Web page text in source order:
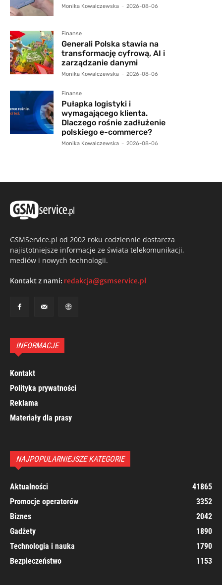
Monika Kowalczewska - 2026-08-06
Finanse
Generali Polska stawia na
transformację cyfrową, AI i
zarządzanie danymi
Monika Kowalczewska - 2026-08-06
Finanse
Pułapka logistyki i
wymagającego klienta.
Dlaczego rośnie zadłużenie
polskiego e-commerce?
Monika Kowalczewska - 2026-08-06
GSMService.pl od 2002 roku codziennie dostarcza
najistotniejsze informacje ze świata telekomunikacji,
mediów i nowych technologii.
Kontakt z nami: redakcja@gsmservice.pl
INFORMACJE
Kontakt
Polityka prywatności
Reklama
Materiały dla prasy
NAJPOPULARNIEJSZE KATEGORIE
Aktualności
41865
Promocje operatorów
3352
Biznes
2042
Gadżety
1890
Technologia i nauka
1790
Bezpieczeństwo
1153